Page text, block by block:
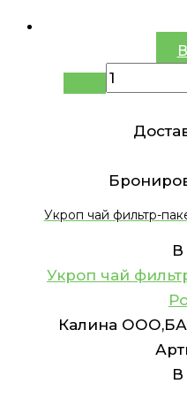
Укроп чай фильтр-
В
Укроп чай
Калина
В